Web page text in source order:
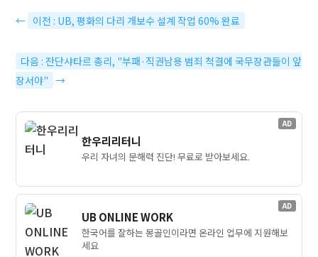
← 이전 : UB, 평화의 다리 개보수 설계 작업 60% 완료
다음 : 잔단샤타르 총리, "부패·직권남용 범죄 척결에 국무장관들이 앞
장서야" →
AD
한우리리터니
우리 자녀의 문해력 진단! 무료로 받아보세요.
AD
UB ONLINE WORK
한국어를 잘하는 몽골인이라면 온라인 업무에 지원해보
세요